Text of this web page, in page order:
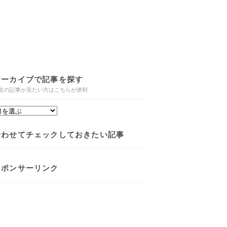
カイブで記事を探す
の記事が見たい方はこちらが便利
せてチェックしておきたい記事
ンサーリンク